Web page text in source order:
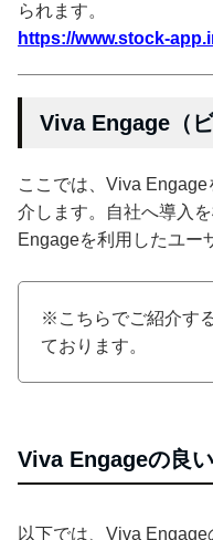
られます。
https://www.stock-
Viva Engage（
ここでは、Viva
介します。自社へ導入
Engageを利用したユー
※こちらでご紹介す
ております。
Viva Engageの良
以下では、Viva